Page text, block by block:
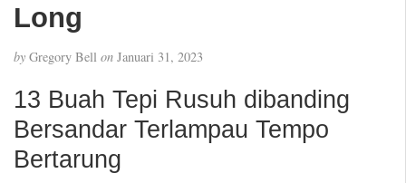
Long
by Gregory Bell on Januari 31, 2023
13 Buah Tepi Rusuh dibanding
Bersandar Terlampau Tempo
Bertarung